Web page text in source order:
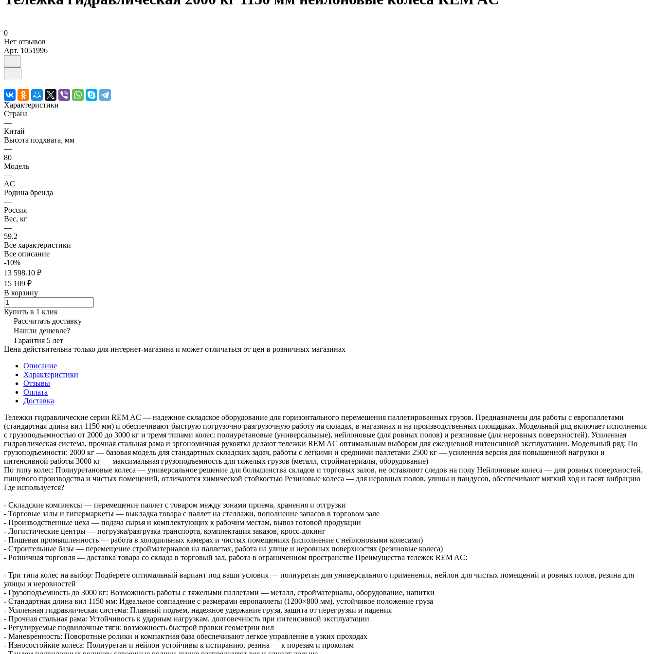
0
Нет отзывов
Арт. 1051996
Характеристики
Страна
—
Китай
Высота подхвата, мм
—
80
Модель
—
AC
Родина бренда
—
Россия
Вес, кг
—
59.2
Все характеристики
Все описание
-10%
13 598.10 ₽
15 109 ₽
В корзину
Купить в 1 клик
Рассчитать доставку
Нашли дешевле?
Гарантия 5 лет
Цена действительна только для интернет-магазина и может отличаться от цен в розничных магазинах
Описание
Характеристики
Отзывы
Оплата
Доставка
Тележки гидравлические серии REM AC — надежное складское оборудование для горизонтального перемещения паллетированных грузов. Предназначены для работы с европаллетами
(стандартная длина вил 1150 мм) и обеспечивают быструю погрузочно-разгрузочную работу на складах, в магазинах и на производственных площадках. Модельный ряд включает исполнения
с грузоподъемностью от 2000 до 3000 кг и тремя типами колес: полиуретановые (универсальные), нейлоновые (для ровных полов) и резиновые (для неровных поверхностей). Усиленная
гидравлическая система, прочная стальная рама и эргономичная рукоятка делают тележки REM AC оптимальным выбором для ежедневной интенсивной эксплуатации. Модельный ряд: По
грузоподъемности: 2000 кг — базовая модель для стандартных складских задач, работы с легкими и средними паллетами 2500 кг — усиленная версия для повышенной нагрузки и
интенсивной работы 3000 кг — максимальная грузоподъемность для тяжелых грузов (металл, стройматериалы, оборудование)
По типу колес: Полиуретановые колеса — универсальное решение для большинства складов и торговых залов, не оставляют следов на полу Нейлоновые колеса — для ровных поверхностей,
пищевого производства и чистых помещений, отличаются химической стойкостью Резиновые колеса — для неровных полов, улицы и пандусов, обеспечивают мягкий ход и гасят вибрацию
Где используется?
- Складские комплексы — перемещение паллет с товаром между зонами приема, хранения и отгрузки
- Торговые залы и гипермаркеты — выкладка товара с паллет на стеллажи, пополнение запасов в торговом зале
- Производственные цеха — подача сырья и комплектующих к рабочим местам, вывоз готовой продукции
- Логистические центры — погрузка/разгрузка транспорта, комплектация заказов, кросс-докинг
- Пищевая промышленность — работа в холодильных камерах и чистых помещениях (исполнение с нейлоновыми колесами)
- Строительные базы — перемещение стройматериалов на паллетах, работа на улице и неровных поверхностях (резиновые колеса)
- Розничная торговля — доставка товара со склада в торговый зал, работа в ограниченном пространстве Преимущества тележек REM AC:
- Три типа колес на выбор: Подберете оптимальный вариант под ваши условия — полиуретан для универсального применения, нейлон для чистых помещений и ровных полов, резина для
улицы и неровностей
- Грузоподъемность до 3000 кг: Возможность работы с тяжелыми паллетами — металл, стройматериалы, оборудование, напитки
- Стандартная длина вил 1150 мм: Идеальное совпадение с размерами европаллеты (1200×800 мм), устойчивое положение груза
- Усиленная гидравлическая система: Плавный подъем, надежное удержание груза, защита от перегрузки и падения
- Прочная стальная рама: Устойчивость к ударным нагрузкам, долговечность при интенсивной эксплуатации
- Регулируемые подвилочные тяги: возможность быстрой правки геометрии вил
- Маневренность: Поворотные ролики и компактная база обеспечивают легкое управление в узких проходах
- Износостойкие колеса: Полиуретан и нейлон устойчивы к истиранию, резина — к порезам и проколам